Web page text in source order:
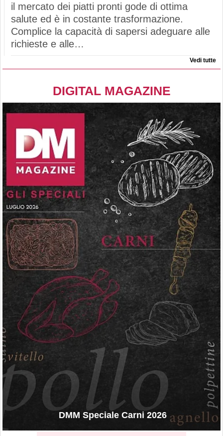
il mercato dei piatti pronti gode di ottima
salute ed è in costante trasformazione.
Complice la capacità di sapersi adeguare alle
richieste e alle…
Vedi tutte
DIGITAL MAGAZINE
DMM Speciale Carni 2026